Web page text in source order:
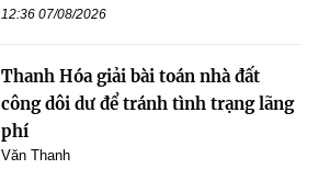
12:36 07/08/2026
Thanh Hóa giải bài toán nhà đất
công dôi dư để tránh tình trạng lãng
phí
Văn Thanh